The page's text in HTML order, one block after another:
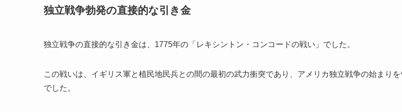
独立戦争勃発の直接的な引き金
独立戦争の直接的な引き金は、1775年の「レキシントン・コンコードの戦い」でした。
この戦いは、イギリス軍と植民地民兵との間の最初の武力衝突であり、アメリカ独立戦争の始まり
でした。